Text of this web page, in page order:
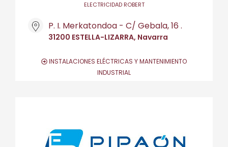
ELECTRICIDAD ROBERT
P. I. Merkatondoa - C/ Gebala, 16 .
31200 ESTELLA-LIZARRA, Navarra
INSTALACIONES ELÉCTRICAS Y MANTENIMIENTO
INDUSTRIAL